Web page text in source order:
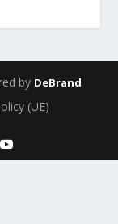
by DeBrand
(UE)